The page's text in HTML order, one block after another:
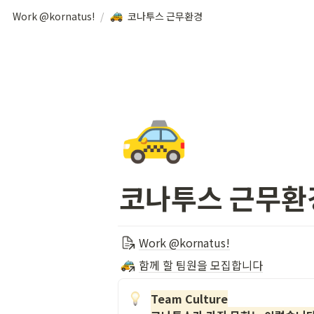
Work @kornatus! / 코나투스 근무환경
🚕
코나투스 근무
Work @kornatus!
함께 할 팀원을 모집합니다
Team Culture